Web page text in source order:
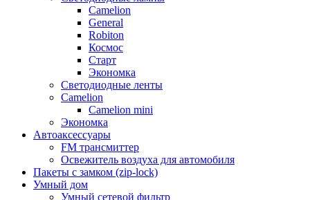
Camelion
General
Robiton
Космос
Старт
Экономка
Светодиодные ленты
Camelion
Camelion mini
Экономка
Автоаксессуары
FM трансмиттер
Освежитель воздуха для автомобиля
Пакеты с замком (zip-lock)
Умный дом
Умный сетевой фильтр